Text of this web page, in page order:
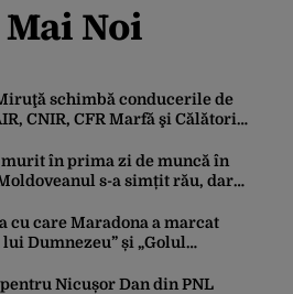
Noi
schimbă conducerile de
CNIR, CFR Marfă şi Călători
murit în prima zi de muncă în
s-a simțit rău, dar
anchetați
cu care Maradona a marcat
lui Dumnezeu” și „Golul
de dolari ar putea fi vândută
Nicușor Dan din PNL